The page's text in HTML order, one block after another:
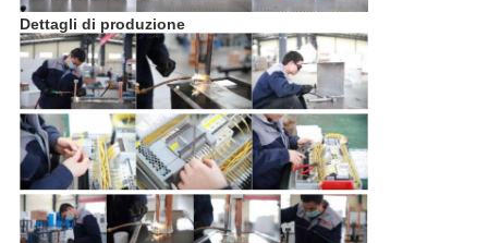
Dettagli di produzione